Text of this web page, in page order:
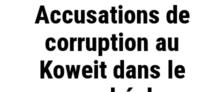
Accusations de
corruption au
Koweit dans le